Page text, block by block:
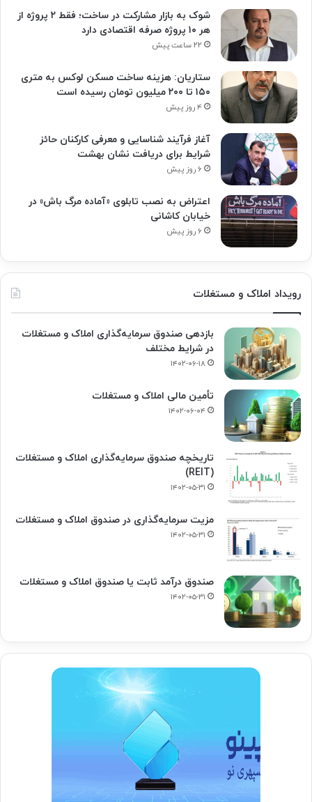
شوک به بازار مشارکت در ساخت؛ فقط ۲ پروژه از
هر ۱۰ پروژه صرفه اقتصادی دارد
۲۲ ساعت پیش
ستاریان: هزینه ساخت مسکن لوکس به متری
۱۵۰ تا ۲۰۰ میلیون تومان رسیده است
۴ روز پیش
آغاز فرآیند شناسایی و معرفی کارکنان حائز
شرایط برای دریافت نشان بهشت
۶ روز پیش
اعتراض به نصب تابلوی «آماده مرگ باش» در
خیابان کاشانی
۶ روز پیش
رویداد املاک و مستغلات
بازدهی صندوق سرمایه‌گذاری املاک و مستغلات
در شرایط مختلف
۱۴۰۲-۰۶-۱۸
تأمین مالی املاک و مستغلات
۱۴۰۲-۰۶-۰۴
تاریخچه صندوق سرمایه‌گذاری املاک و مستغلات
(REIT)
۱۴۰۲-۰۵-۳۱
مزیت سرمایه‌گذاری در صندوق املاک و مستغلات
۱۴۰۲-۰۵-۳۱
صندوق درآمد ثابت یا صندوق املاک و مستغلات
۱۴۰۲-۰۵-۳۱